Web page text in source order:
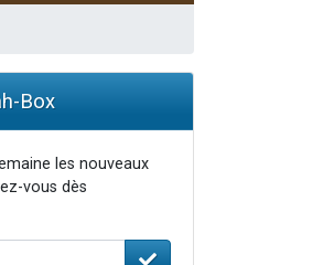
Box
les nouveaux
vous dès